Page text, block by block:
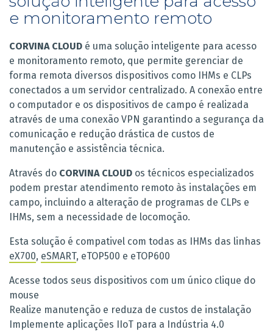
e monitoramento remoto
CORVINA CLOUD é uma solução inteligente para acesso
e monitoramento remoto, que permite gerenciar de
forma remota diversos dispositivos como IHMs e CLPs
conectados a um servidor centralizado. A conexão entre
o computador e os dispositivos de campo é realizada
através de uma conexão VPN garantindo a segurança da
comunicação e redução drástica de custos de
manutenção e assistência técnica.
Através do CORVINA CLOUD os técnicos especializados
podem prestar atendimento remoto às instalações em
campo, incluindo a alteração de programas de CLPs e
IHMs, sem a necessidade de locomoção.
Esta solução é compativel com todas as IHMs das linhas
eX700, eSMART, eTOP500 e eTOP600
Acesse todos seus dispositivos com um único clique do
mouse
Realize manutenção e reduza de custos de instalação
Implemente aplicações IIoT para a Indústria 4.0